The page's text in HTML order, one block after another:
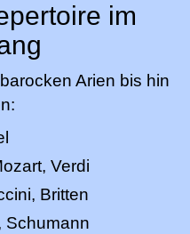
im
Arien bis hin
Verdi
Britten
Schumann